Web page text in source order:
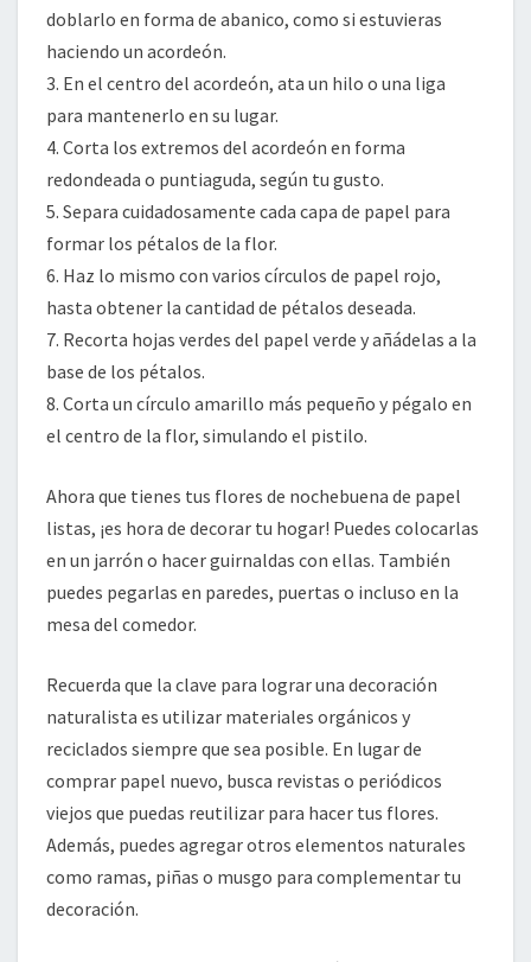
doblarlo en forma de abanico, como si estuvieras
haciendo un acordeón.
3. En el centro del acordeón, ata un hilo o una liga
para mantenerlo en su lugar.
4. Corta los extremos del acordeón en forma
redondeada o puntiaguda, según tu gusto.
5. Separa cuidadosamente cada capa de papel para
formar los pétalos de la flor.
6. Haz lo mismo con varios círculos de papel rojo,
hasta obtener la cantidad de pétalos deseada.
7. Recorta hojas verdes del papel verde y añádelas a la
base de los pétalos.
8. Corta un círculo amarillo más pequeño y pégalo en
el centro de la flor, simulando el pistilo.
Ahora que tienes tus flores de nochebuena de papel
listas, ¡es hora de decorar tu hogar! Puedes colocarlas
en un jarrón o hacer guirnaldas con ellas. También
puedes pegarlas en paredes, puertas o incluso en la
mesa del comedor.
Recuerda que la clave para lograr una decoración
naturalista es utilizar materiales orgánicos y
reciclados siempre que sea posible. En lugar de
comprar papel nuevo, busca revistas o periódicos
viejos que puedas reutilizar para hacer tus flores.
Además, puedes agregar otros elementos naturales
como ramas, piñas o musgo para complementar tu
decoración.